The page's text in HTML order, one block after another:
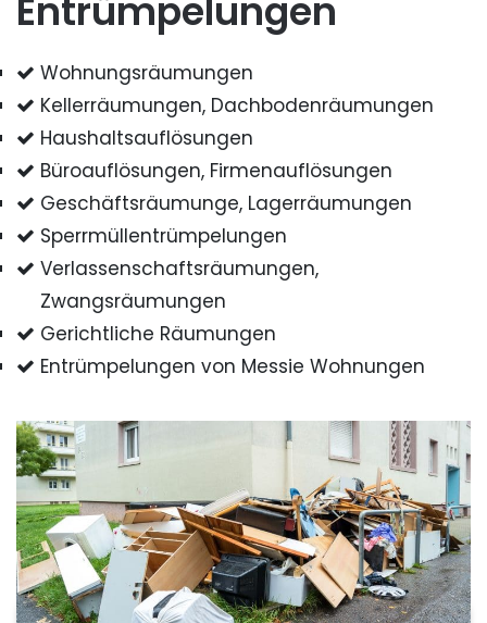
Entrümpelungen
Wohnungsräumungen
Kellerräumungen, Dachbodenräumungen
Haushaltsauflösungen
Büroauflösungen, Firmenauflösungen
Geschäftsräumunge, Lagerräumungen
Sperrmüllentrümpelungen
Verlassenschaftsräumungen,
Zwangsräumungen
Gerichtliche Räumungen
Entrümpelungen von Messie Wohnungen